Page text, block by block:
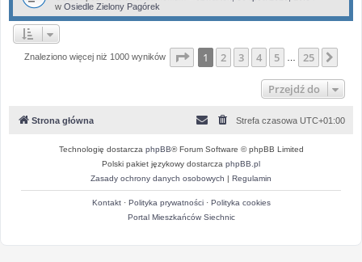
w Osiedle Zielony Pagórek
Znaleziono więcej niż 1000 wyników Strona z25
1 2 3 4 5 25
Przejdź do
Strona główna Strefa czasowa UTC+01:00
Technologię dostarcza phpBB® Forum Software © phpBB Limited
Polski pakiet językowy dostarcza phpBB.pl
Zasady ochrony danych osobowych | Regulamin
Kontakt· Polityka prywatności· Polityka cookies
Portal Mieszkańców Siechnic